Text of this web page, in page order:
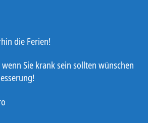
die Ferien!
Sie krank sein sollten wünschen